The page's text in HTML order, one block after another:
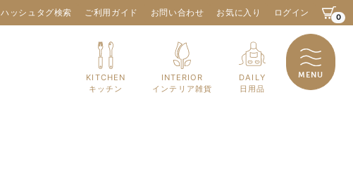
ハッシュタグ検索 ご利用ガイド お問い合わせ お気に入り ログイン 0
KITCHEN
キッチン
INTERIOR
インテリア雑貨
DAILY
日用品
MENU